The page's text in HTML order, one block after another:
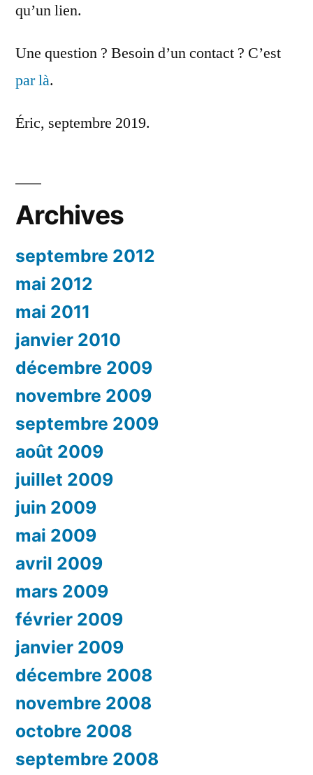
qu’un lien.
Une question ? Besoin d’un contact ? C’est
par là.
Éric, septembre 2019.
Archives
septembre 2012
mai 2012
mai 2011
janvier 2010
décembre 2009
novembre 2009
septembre 2009
août 2009
juillet 2009
juin 2009
mai 2009
avril 2009
mars 2009
février 2009
janvier 2009
décembre 2008
novembre 2008
octobre 2008
septembre 2008